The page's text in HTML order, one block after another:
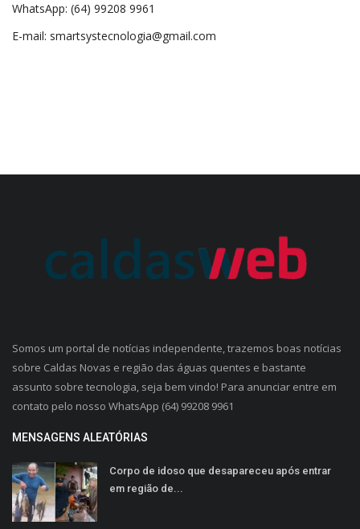
WhatsApp: (64) 99208 9961
E-mail: smartsystecnologia@gmail.com
Somos um portal de notícias independente, trazemos boas notícias
sobre Caldas Novas e região das águas quentes e bastante
assunto sobre tecnologia, seja bem vindo! Para anunciar entre em
contato pelo nosso WhatsApp (64) 99208 9961
MENSAGENS ALEATÓRIAS
Corpo de idoso que desapareceu após entrar
em região de...